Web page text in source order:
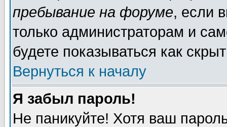
пребывание на форуме, если
только администраторам и
будете показываться как
Вернуться к началу
Я забыл пароль!
Не паникуйте! Хотя ваш